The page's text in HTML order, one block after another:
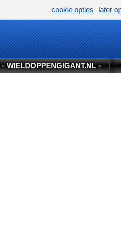
»WIELDOPPENGIGANT.NL«
cookie opties later